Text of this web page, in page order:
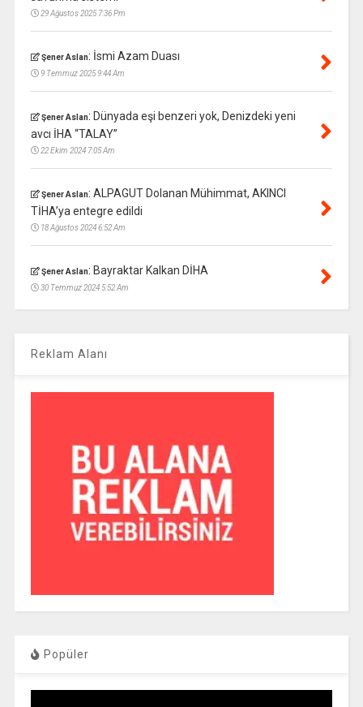
29 Ağustos 2025 7:36 Pm
Şener Aslan: İsmi Azam Duası
9 Temmuz 2025 9:44 Am
Şener Aslan: Dünyada eşi benzeri yok, Denizdeki yeni
avcı İHA “TALAY”
22 Ekim 2024 7:05 Am
Şener Aslan: ALPAGUT Dolanan Mühimmat, AKINCI
TİHA’ya entegre edildi
18 Ağustos 2024 6:52 Am
Şener Aslan: Bayraktar Kalkan DİHA
30 Temmuz 2024 5:52 Am
Reklam Alanı
Popüler